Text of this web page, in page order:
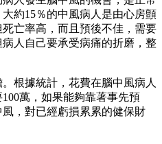
約15％的中風病人是由心房顫
亡率高，而且預後不佳，需要
人自己要承受病痛的折磨，整
根據統計，花費在腦中風病人
萬，如果能夠靠著事先預
，對已經虧損累累的健保財